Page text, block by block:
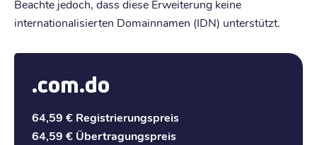
Beachte jedoch, dass diese Erweiterung keine
internationalisierten Domainnamen (IDN) unterstützt.
.com.do
64,59 € Registrierungspreis
64,59 € Übertragungspreis